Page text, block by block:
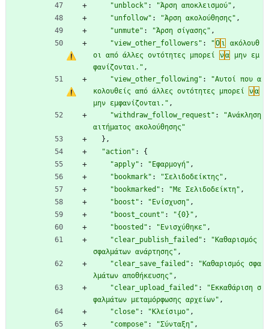
"unblock" : "Άρση αποκλεισμού" ,
"unfollow" : "Άρση ακολούθησης" ,
"unmute" : "Άρση σίγασης" ,
"view_other_followers" : "Ο ι
ακόλουθ
οι από άλλες οντότητες μπορεί να μην εμ
φανίζονται." ,
"view_other_following" :
"Αυτοί που α
κολουθείς από άλλες οντότητες μπορεί να
μην εμφανίζονται." ,
"withdraw_follow_request" :
"Ανάκληση
αιτήματος ακολούθησης"
} ,
"action" :
{
"apply" : "Εφαρμογή" ,
"bookmark" : "Σελιδοδείκτης" ,
"bookmarked" : "Με Σελιδοδείκτη" ,
"boost" : "Ενίσχυση" ,
"boost_count" : "{0}" ,
"boosted" : "Ενισχύθηκε" ,
"clear_publish_failed" :
"Καθαρισμός
σφαλμάτων ανάρτησης" ,
"clear_save_failed" :
"Καθαρισμός σφα
λμάτων αποθήκευσης" ,
"clear_upload_failed" :
"Εκκαθάριση σ
φαλμάτων μεταμόρφωσης αρχείων" ,
"close" : "Κλείσιμο" ,
"compose" : "Σύνταξη" ,